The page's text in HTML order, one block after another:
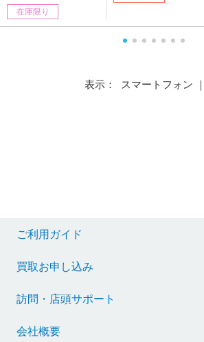
ング対応 /Bluetooth対
応］
在庫限り
シリーズ /16GB］ 【s
表示： スマートフォン ｜
ご利用ガイド
買取お申し込み
訪問・店頭サポート
会社概要